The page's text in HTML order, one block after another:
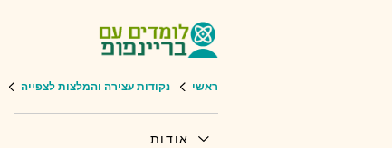
ראשי נקודות עצירה והמלצות לצפייה
אודות